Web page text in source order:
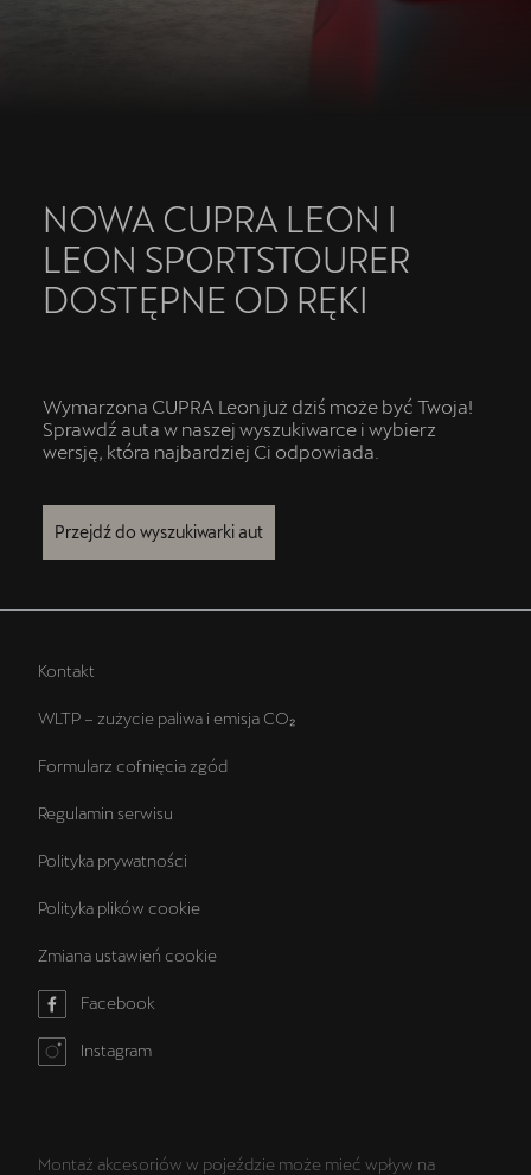
NOWA CUPRA LEON I
LEON SPORTSTOURER
DOSTĘPNE OD RĘKI
Wymarzona CUPRA Leon już dziś może być Twoja!
Sprawdź auta w naszej wyszukiwarce i wybierz
wersję, która najbardziej Ci odpowiada.
Przejdź do wyszukiwarki aut
Kontakt
WLTP – zużycie paliwa i emisja CO₂
Formularz cofnięcia zgód
Regulamin serwisu
Polityka prywatności
Polityka plików cookie
Zmiana ustawień cookie
Facebook
Instagram
Montaż akcesoriów w pojeździe może mieć wpływ na